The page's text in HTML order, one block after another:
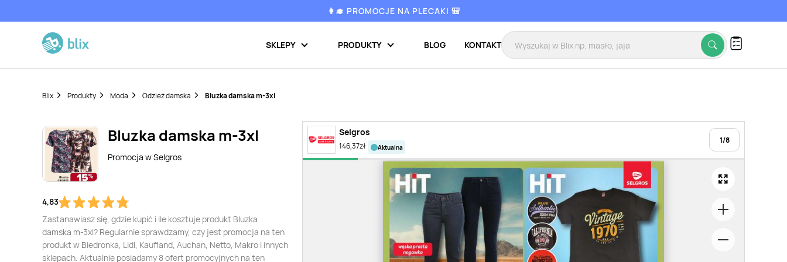
👩‍🎓 PROMOCJE NA PLECAKI 🎒
SKLEPY PRODUKTY BLOG KONTAKT
Blix Produkty Moda Odzież damska Bluzka damska m-3xl
Bluzka damska m-3xl
Promocja wSelgros
4,83
Zastanawiasz się, gdzie kupić i ile kosztuje produkt Bluzka
damska m-3xl? Regularnie sprawdzamy, czy jest promocja na ten
produkt w Biedronka, Lidl, Kaufland, Auchan, Netto, Makro i innych
sklepach. Aktualnie posiadamy 8 ofert promocyjnych na ten
Selgros
146,37zł aktualna
1/8